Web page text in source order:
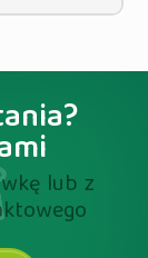
lub z